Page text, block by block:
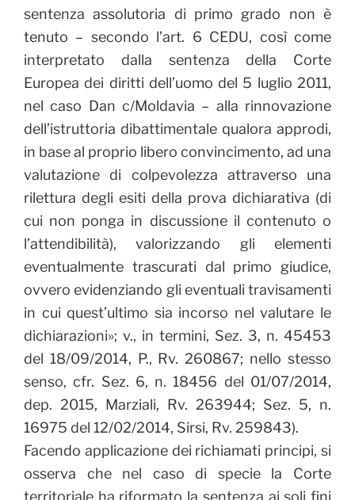
sentenza assolutoria di primo grado non è
tenuto – secondo l’art. 6 CEDU, così come
interpretato dalla sentenza della Corte
Europea dei diritti dell’uomo del 5 luglio 2011,
nel caso Dan c/Moldavia – alla rinnovazione
dell’istruttoria dibattimentale qualora approdi,
in base al proprio libero convincimento, ad una
valutazione di colpevolezza attraverso una
rilettura degli esiti della prova dichiarativa (di
cui non ponga in discussione il contenuto o
l’attendibilità), valorizzando gli elementi
eventualmente trascurati dal primo giudice,
ovvero evidenziando gli eventuali travisamenti
in cui quest’ultimo sia incorso nel valutare le
dichiarazioni»; v., in termini, Sez. 3, n. 45453
del 18/09/2014, P., Rv. 260867; nello stesso
senso, cfr. Sez. 6, n. 18456 del 01/07/2014,
dep. 2015, Marziali, Rv. 263944; Sez. 5, n.
16975 del 12/02/2014, Sirsi, Rv. 259843).
Facendo applicazione dei richiamati principi, si
osserva che nel caso di specie la Corte
territoriale ha riformato la sentenza ai soli fini